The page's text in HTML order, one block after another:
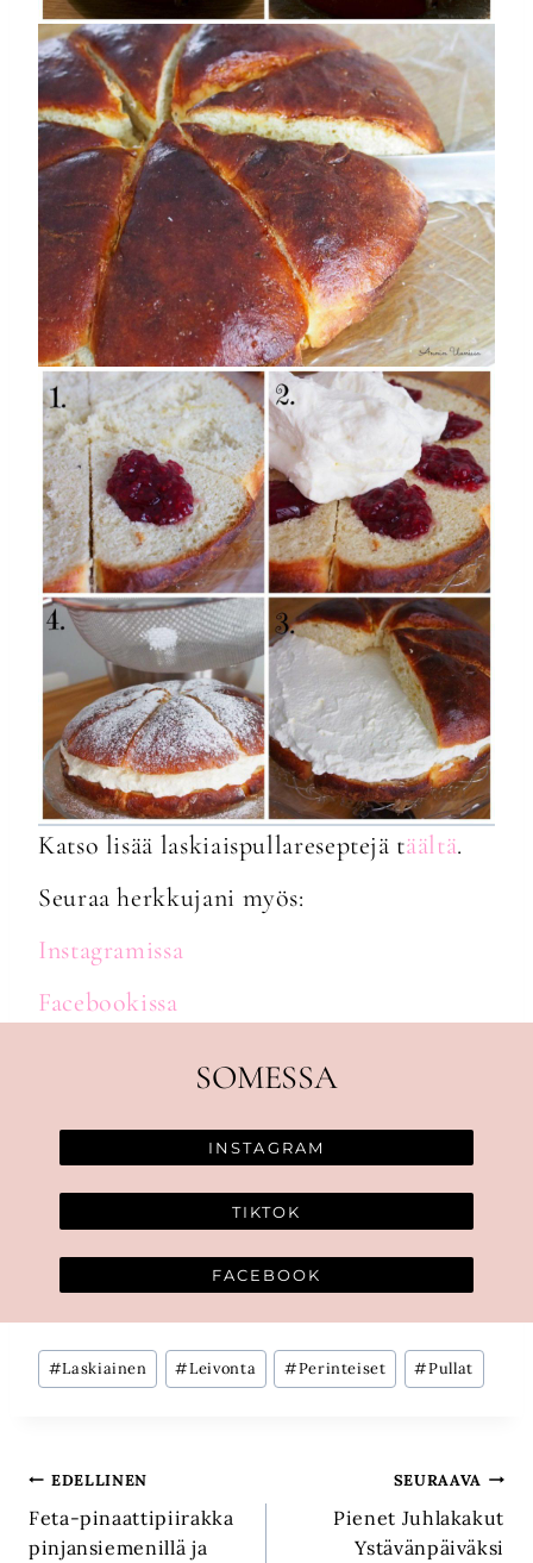
Katso lisää laskiaispullareseptejä täältä.
Seuraa herkkujani myös:
Instagramissa
Facebookissa
SOMESSA
INSTAGRAM
TIKTOK
FACEBOOK
Avainsanat:
#Laskiainen #Leivonta #Perinteiset #Pullat
Artikkelien
selaus
EDELLINEN
Feta-pinaattipiirakka
pinjansiemenillä ja
SEURAAVA
Pienet Juhlakakut
Ystävänpäiväksi